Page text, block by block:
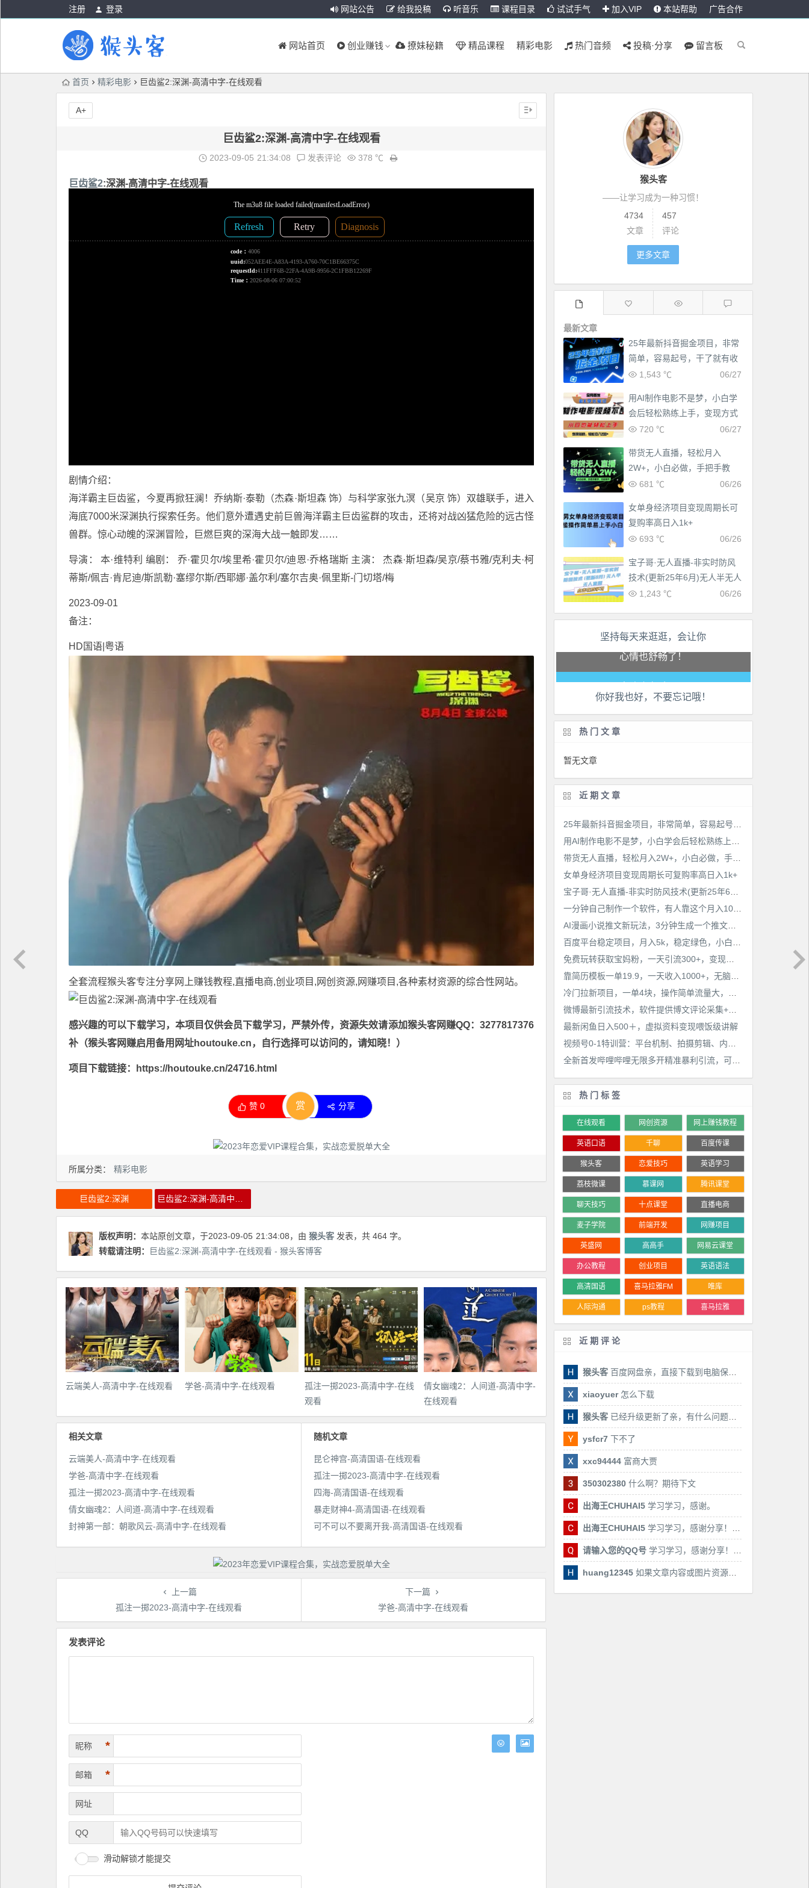
注册 登录 网站公告 给我投稿 听音乐 课程目录 试试手气 加入VIP 本站帮助 广告合作
网站首页 创业赚钱 撩妹秘籍 精品课程 精彩电影 热门音频 投稿·分享 留言板
首页 精彩电影 巨齿鲨2:深渊-高清中字-在线观看
巨齿鲨2:深渊-高清中字-在线观看
2023-09-05 21:34:08 发表评论 378 ℃
巨齿鲨2:深渊-高清中字-在线观看
剧情介绍：
海洋霸主巨齿鲨，今夏再掀狂澜！乔纳斯·泰勒（杰森·斯坦森 饰）与科学家张九溟（吴京 饰）双雄联手，进入
海底7000米深渊执行探索任务。他们意外遭遇史前巨兽海洋霸主巨齿鲨群的攻击，还将对战凶猛危险的远古怪
兽群。惊心动魄的深渊冒险，巨燃巨爽的深海大战一触即发……
导演： 本·维特利 编剧： 乔·霍贝尔/埃里希·霍贝尔/迪恩·乔格瑞斯 主演： 杰森·斯坦森/吴京/蔡书雅/克利夫·柯
蒂斯/佩吉·肯尼迪/斯凯勒·塞缪尔斯/西耶娜·盖尔利/塞尔吉奥·佩里斯-门切塔/梅
2023-09-01
备注：
HD国语|粤语
全套流程猴头客专注分享网上赚钱教程,直播电商,创业项目,网创资源, 网赚项目 ,各种素材资源的综合性网站。
感兴趣的可以下载学习，本项目仅供会员下载学习，严禁外传，资源失效请添加猴头客网赚QQ：3277817376
补（猴头客网赚启用备用网址houtouke.cn，自行选择可以访问的，请知晓！）
项目下载链接：https://houtouke.cn/24716.html
赞0 赏 分享
A+
所属分类： 精彩电影
巨齿鲨2:深渊
版权声明： 本站原创文章，于2023-09-05 21:34:08，由 猴头客 发表，共 464 字。
转载请注明：
巨齿鲨2:深渊-高清中字-在线观看 - 猴头客博客
云端美人-高清中字-在线观看 学爸-高清中字-在线观看
孤注一掷2023-高清中字-在线
观看
倩女幽魂2：人间道-高清中字-
在线观看
相关文章
云端美人-高清中字-在线观看
学爸-高清中字-在线观看
孤注一掷2023-高清中字-在线观看
倩女幽魂2：人间道-高清中字-在线观看
封神第一部：朝歌风云-高清中字-在线观看
随机文章
昆仑神宫-高清国语-在线观看
孤注一掷2023-高清中字-在线观看
四海-高清国语-在线观看
暴走财神4-高清国语-在线观看
可不可以不要离开我-高清国语-在线观看
上一篇
孤注一掷2023-高清中字-在线观看
下一篇
学爸-高清中字-在线观看
发表评论
昵称 *
邮箱 *
网址
QQ
滑动解锁才能提交
猴头客
——让学习成为一种习惯！
4734
文章
457
评论
更多文章
最新文章
25年最新抖音掘金项目，非常
简单，容易起号，干了就有收
益那种
06/27
1,543 ℃
用AI制作电影不是梦，小白学
会后轻松熟练上手，变现方式
多样，日入2张+
06/27
720 ℃
带货无人直播，轻松月入
2W+，小白必做，手把手教
学，无脑操作(附学习资料)06/26
681 ℃
女单身经济项目变现周期长可
复购率高日入1k+
06/26
693 ℃
宝子哥·无人直播-非实时防风
技术(更新25年6月)无人半无人
直播
06/26
1,243 ℃
坚持每天来逛逛，会让你
生活也美好了！
走路也有劲了！
工作也轻松了！
你好我也好，不要忘记哦！
热门文章
暂无文章
近期文章
带货无人直播，轻松月入2W+，小白必做，手把手教学，无脑操作(附学习资料)
女单身经济项目变现周期长可复购率高日入1k+
一分钟自己制作一个软件，有人靠这个月入10W+
AI漫画小说推文新玩法，3分钟生成一个推文视频，保姆级教程【配项目操作和软件教程】
免费玩转获取宝妈粉，一天引流300+，变现超乎你想象
微博最新引流技术，软件提供博文评论采集+私信实现精准引流【揭秘】
最新闲鱼日入500＋，虚拟资料变现喂饭级讲解
全新首发哔哩哔哩无限多开精准暴利引流，可无限多开，抗封首发精品脚本
热门标签
在线观看 网创资源 网上赚钱教程
英语口语 千聊 百度传课
猴头客 恋爱技巧 英语学习
荔枝微课 慕课网 腾讯课堂
聊天技巧 十点课堂 直播电商
麦子学院 前端开发 网赚项目
英盛网 高高手 网易云课堂
办公教程 创业项目 英语语法
高清国语 喜马拉雅FM 唯库
人际沟通 ps教程 喜马拉雅
近期评论
猴头客百度网盘亲，直接下载到电脑保存亲，后期有课还会更新
xiaoyuer怎么下载
猴头客已经升级更新了亲，有什么问题随时联系我！
ysfcr7下不了
xxc94444富商大贾
350302380什么啊？期待下文
出海王CHUHAI5学习学习，感谢。
出海王CHUHAI5学习学习，感谢分享！！！
请输入您的QQ号学习学习，感谢分享！！！
huang12345如果文章内容或图片资源失效，请留言反馈，我